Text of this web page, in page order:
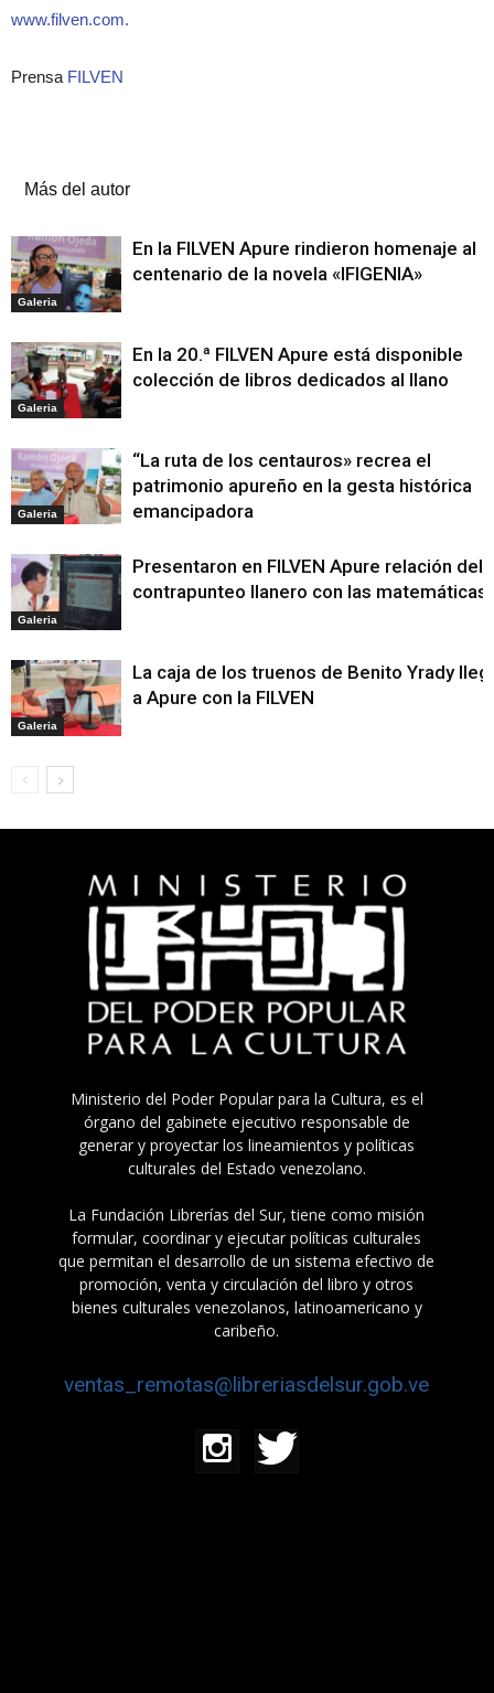
www.filven.com.
Prensa FILVEN
Más del autor
Galeria
En la FILVEN Apure rindieron homenaje al
centenario de la novela «IFIGENIA»
Galeria
En la 20.ª FILVEN Apure está disponible
colección de libros dedicados al llano
Galeria
“La ruta de los centauros» recrea el
patrimonio apureño en la gesta histórica
emancipadora
Galeria
Presentaron en FILVEN Apure relación del
contrapunteo llanero con las matemáticas
Galeria
La caja de los truenos de Benito Yrady
a Apure con la FILVEN
Ministerio del Poder Popular para la Cultura, es el
órgano del gabinete ejecutivo responsable de
generar y proyectar los lineamientos y políticas
culturales del Estado venezolano.
La Fundación Librerías del Sur, tiene como misión
formular, coordinar y ejecutar políticas culturales
que permitan el desarrollo de un sistema efectivo de
promoción, venta y circulación del libro y otros
bienes culturales venezolanos, latinoamericano y
caribeño.
ventas_remotas@libreriasdelsur.gob.ve